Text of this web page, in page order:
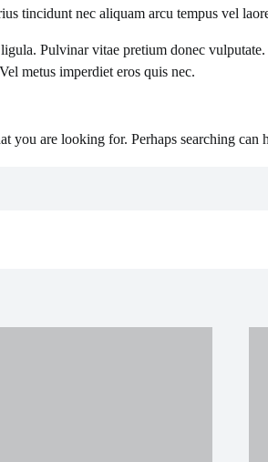
tincidunt nec aliquam arcu tempus vel
Pulvinar vitae pretium donec vulputate.
metus imperdiet eros quis nec.
you are looking for. Perhaps searching can